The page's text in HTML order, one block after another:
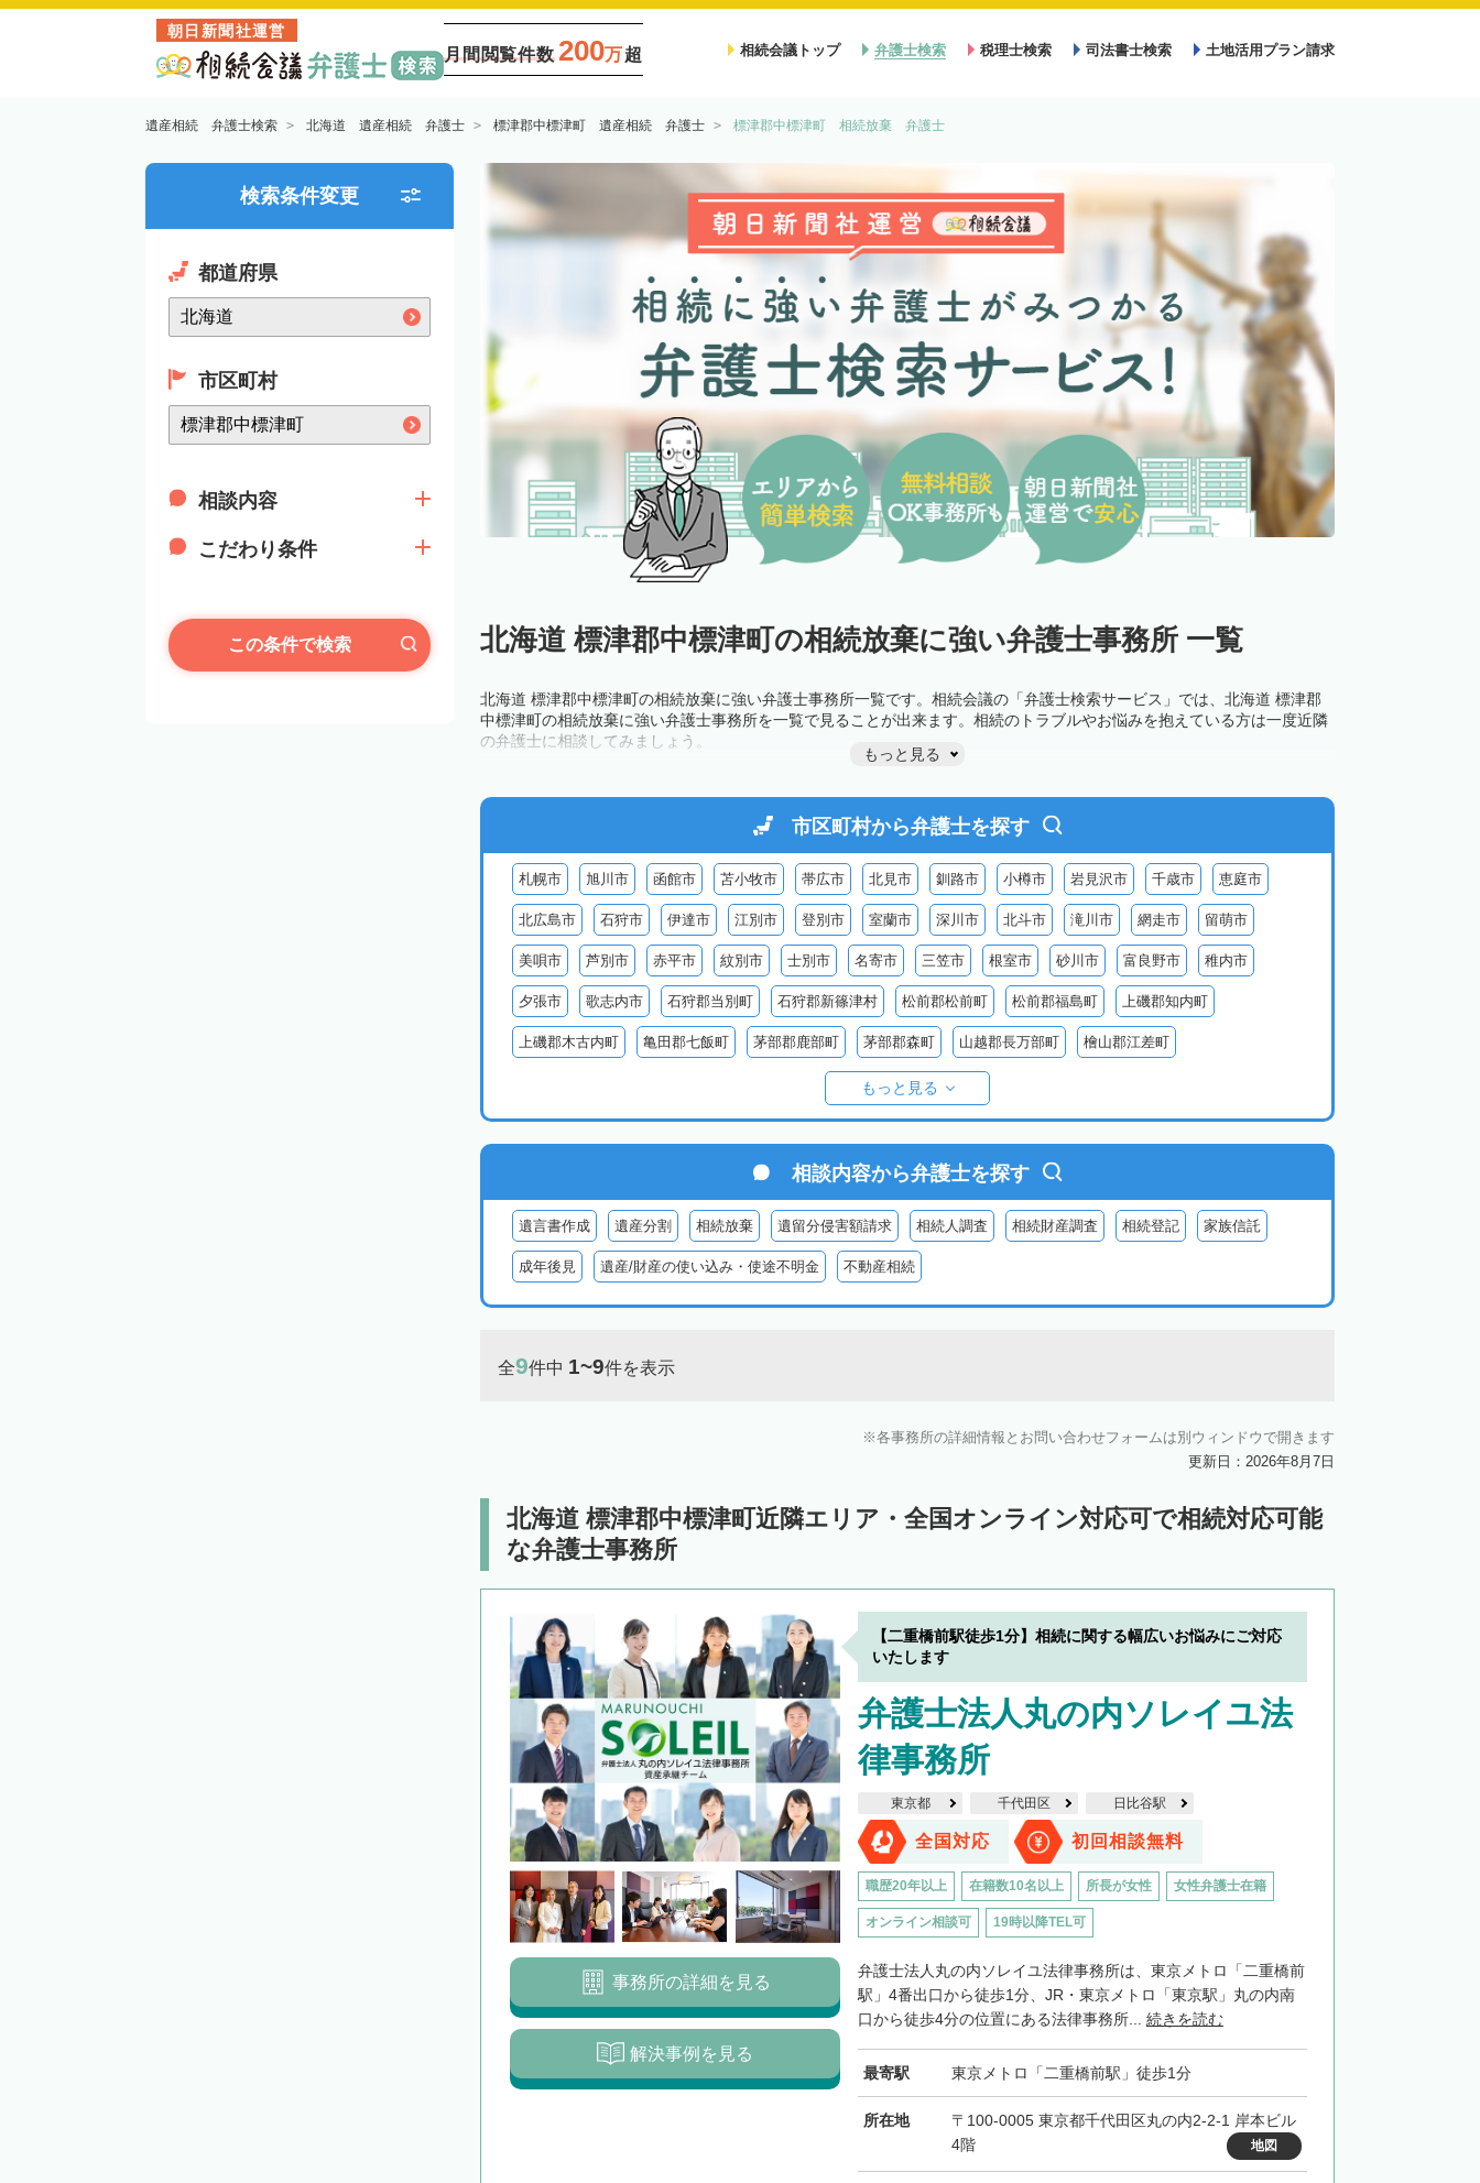
朝日新聞社運営
月間閲覧件数 200万超 相続会議トップ 弁護士検索 税理士検索 司法書士検索 土地活用プラン請求
遺産相続 弁護士検索 北海道 遺産相続 弁護士 標津郡中標津町 遺産相続 弁護士 標津郡中標津町 相続放棄 弁護士
検索条件変更
都道府県
市区町村
相談内容
こだわり条件
この条件で検索 北海道 標津郡中標津町の相続放棄に強い弁護士事務所 一覧
北海道 標津郡中標津町の相続放棄に強い弁護士事務所一覧です。相続会議の「弁護士検索サービス」では、北海道 標津郡
中標津町の相続放棄に強い弁護士事務所を一覧で見ることが出来ます。相続のトラブルやお悩みを抱えている方は一度近隣
の弁護士に相談してみましょう。
もっと見る
市区町村から弁護士を探す
札幌市 旭川市 函館市 苫小牧市 帯広市 北見市 釧路市 小樽市 岩見沢市 千歳市 恵庭市
北広島市 石狩市 伊達市 江別市 登別市 室蘭市 深川市 北斗市 滝川市 網走市 留萌市
美唄市 芦別市 赤平市 紋別市 士別市 名寄市 三笠市 根室市 砂川市 富良野市 稚内市
夕張市 歌志内市 石狩郡当別町 石狩郡新篠津村 松前郡松前町 松前郡福島町 上磯郡知内町
上磯郡木古内町 亀田郡七飯町 茅部郡鹿部町 茅部郡森町 山越郡長万部町 檜山郡江差町
奥尻郡奥尻町
島牧郡島牧村 寿都郡寿都町 寿都郡黒松内町 磯谷郡蘭越町 虻田郡ニセコ町 虻田郡倶知安町
虻田郡喜茂別町 虻田郡京極町 虻田郡豊浦町
岩内郡共和町 岩内郡岩内町 二海郡八雲町 古宇郡泊村 古宇郡神恵内村 古平郡古平町 積丹郡積丹町
余市郡仁木町 余市郡余市町 余市郡赤井川村 空知郡南幌町 空知郡奈井江町 空知郡上砂川町
空知郡上富良野町 空知郡中富良野町 空知郡南富良野町
雨竜郡北竜町 雨竜郡沼田町
上川郡下川町 上川郡新得町 上川郡清水町 中川郡本別町
雨竜郡幌加内町 増毛郡増毛町 留萌郡小平町 苫前郡苫前町 苫前郡羽幌町 苫前郡初山別村
枝幸郡枝幸町 礼文郡礼文町 利尻郡利尻町 利尻郡利尻富士町 網走郡美幌町
網走郡津別町 網走郡大空町 斜里郡斜里町 斜里郡清里町
常呂郡置戸町 常呂郡佐呂間町 紋別郡遠軽町 紋別郡湧別町 紋別郡滝上町 紋別郡興部町
紋別郡西興部村 紋別郡雄武町 有珠郡壮瞥町 白老郡白老町 沙流郡日高町 沙流郡平取町 新冠郡新冠町
浦河郡浦河町 様似郡様似町 幌泉郡えりも町 日高郡新ひだか町
河東郡上士幌町 河東郡鹿追町 河西郡芽室町 河西郡中札内村 河西郡更別村
広尾郡広尾町 足寄郡足寄町 足寄郡陸別町 十勝郡浦幌町 釧路郡釧路町
川上郡標茶町 川上郡弟子屈町 阿寒郡鶴居村 白糠郡白糠町 野付郡別海町 標津郡中標津町
標津郡標津町 目梨郡羅臼町
もっと見る
相談内容から弁護士を探す
遺言書作成 遺産分割 相続放棄 遺留分侵害額請求 相続人調査 相続財産調査 相続登記 家族信託
成年後見 遺産/財産の使い込み・使途不明金 不動産相続
全9件中 1~9件を表示
各事務所の詳細情報とお問い合わせフォームは別ウィンドウで開きます
更新日：2026年8月7日
北海道 標津郡中標津町近隣エリア・全国オンライン対応可で相続対応可能
な弁護士事務所
【二重橋前駅徒歩1分】相続に関する幅広いお悩みにご対応
いたします
弁護士法人丸の内ソレイユ法
律事務所
東京都 千代田区 日比谷駅
全国対応 初回相談無料
職歴20年以上 在籍数10名以上 所長が女性 女性弁護士在籍
オンライン相談可 19時以降TEL可
弁護士法人丸の内ソレイユ法律事務所は、東京メトロ「二重橋前
駅」4番出口から徒歩1分、JR・東京メトロ「東京駅」丸の内南
口から徒歩4分の位置にある法律事務所... 続きを読む
最寄駅 東京メトロ「二重橋前駅」徒歩1分
所在地
〒100-0005 東京都千代田区丸の内2-2-1 岸本ビル
4階
地図
事務所の詳細を見る
解決事例を見る